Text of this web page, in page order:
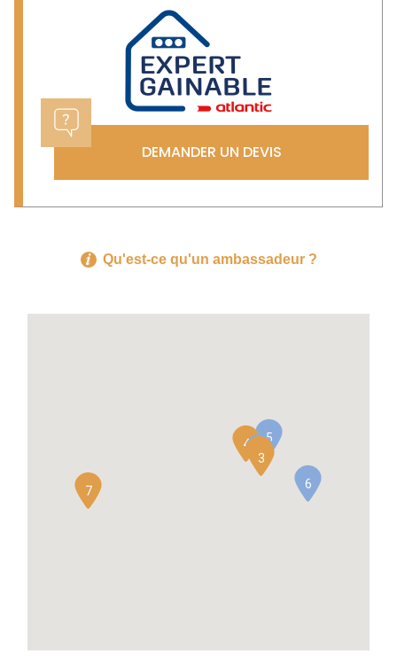
DEMANDER UN DEVIS
Qu'est-ce qu'un ambassadeur ?
1
2
3
4 5
6
7